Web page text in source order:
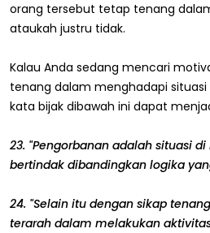
orang tersebut tetap tenang
ataukah justru tidak.
Kalau Anda sedang mencari
tenang dalam menghadapi
kata bijak dibawah ini dapat
23. "Pengorbanan adalah situasi
bertindak dibandingkan logika
24. "Selain itu dengan sikap
terarah dalam melakukan